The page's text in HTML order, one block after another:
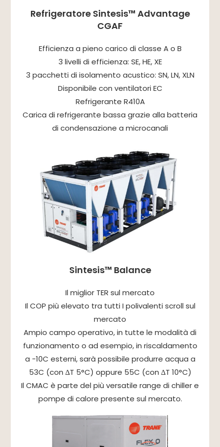
Refrigeratore Sintesis™ Advantage
CGAF
Efficienza a pieno carico di classe A o B
3 livelli di efficienza: SE, HE, XE
3 pacchetti di isolamento acustico: SN, LN, XLN
Disponibile con ventilatori EC
Refrigerante R410A
Carica di refrigerante bassa grazie alla batteria
di condensazione a microcanali
Sintesis™ Balance
Il miglior TER sul mercato
Il COP più elevato tra tutti I polivalenti scroll sul
mercato
Ampio campo operativo, in tutte le modalità di
funzionamento o ad esempio, in riscaldamento
a -10C esterni, sarà possibile produrre acqua a
53C (con ∆T 5°C) oppure 55C (con ∆T 10°C)
Il CMAC è parte del più versatile range di chiller e
pompe di calore presente sul mercato.